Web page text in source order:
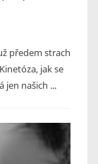
předem strach
jak se
jen našich ...